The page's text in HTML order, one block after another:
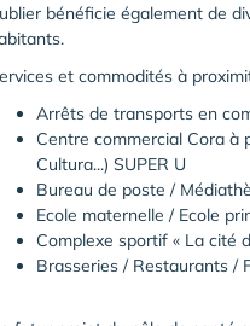
bénéficie également de
et commodités à
Arrêts de transports en
Centre commercial Cora à
Cultura...) SUPER U
Bureau de poste /
Ecole maternelle / Ecole
Complexe sportif « La cité
Brasseries / Restaurants /